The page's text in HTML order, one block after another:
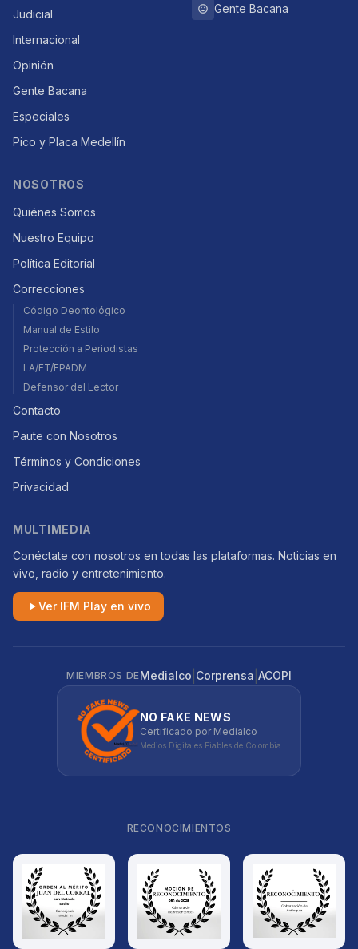
Judicial
Internacional
Opinión
Gente Bacana
Especiales
Pico y Placa Medellín
Gente Bacana
NOSOTROS
Quiénes Somos
Nuestro Equipo
Política Editorial
Correcciones
Código Deontológico
Manual de Estilo
Protección a Periodistas
LA/FT/FPADM
Defensor del Lector
Contacto
Paute con Nosotros
Términos y Condiciones
Privacidad
MULTIMEDIA
Conéctate con nosotros en todas las plataformas. Noticias en
vivo, radio y entretenimiento.
Ver IFM Play en vivo
MIEMBROS DEMedialco Corprensa ACOPI
NO FAKE NEWS
Certificado por Medialco
Medios Digitales Fiables de Colombia
RECONOCIMIENTOS